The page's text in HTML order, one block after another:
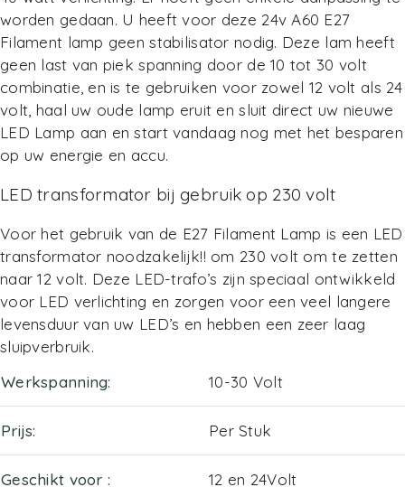
worden gedaan. U heeft voor deze 24v A60 E27
Filament lamp geen stabilisator nodig. Deze lam heeft
geen last van piek spanning door de 10 tot 30 volt
combinatie, en is te gebruiken voor zowel 12 volt als 24
volt, haal uw oude lamp eruit en sluit direct uw nieuwe
LED Lamp aan en start vandaag nog met het besparen
op uw energie en accu.
LED transformator bij gebruik op 230 volt
Voor het gebruik van de E27 Filament Lamp is een LED
transformator noodzakelijk!! om 230 volt om te zetten
naar 12 volt. Deze LED-trafo’s zijn speciaal ontwikkeld
voor LED verlichting en zorgen voor een veel langere
levensduur van uw LED’s en hebben een zeer laag
sluipverbruik.
Werkspanning
10-30 Volt
Prijs Per Stuk
Geschikt voor 12 en 24Volt